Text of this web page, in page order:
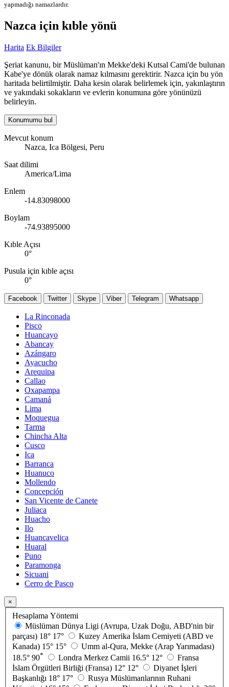
yapmadığı namazlardır.
Nazca için kıble yönü
Harita Ek Bilgiler
Şeriat kanunu, bir Müslüman'ın Mekke'deki Kutsal Cami'de bulunan
Kabe'ye dönük olarak namaz kılmasını gerektirir. Nazca için bu yön
haritada belirtilmiştir. Daha kesin olarak belirlemek için, yakınlaştırın
ve yakındaki sokakların ve evlerin konumuna göre yönünüzü
belirleyin.
Konumumu bul
Mevcut konum
Nazca, Ica Bölgesi, Peru
Saat dilimi
America/Lima
Enlem
-14.83098000
Boylam
-74.93895000
Kıble Açısı
0°
Pusula için kıble açısı
0°
Facebook Twitter Skype Viber Telegram Whatsapp
La Rinconada
Pisco
Huancayo
Abancay
Azángaro
Ayacucho
Arequipa
Callao
Oxapampa
Camaná
Lima
Moquegua
Tarma
Chincha Alta
Cusco
Ica
Barranca
Huanuco
Mollendo
Concepción
San Vicente de Canete
Juliaca
Huacho
Ilo
Huancavelica
Huaral
Puno
Paramonga
Sicuani
Cerro de Pasco
×
Hesaplama Yöntemi
Müslüman Dünya Ligi (Avrupa, Uzak Doğu, ABD'nin bir
parçası) 18° 17°
Kuzey Amerika İslam Cemiyeti (ABD ve
Kanada) 15° 15°
Umm al-Qura, Mekke (Arap Yarımadası)
18.5° 90* Londra Merkez Camii 16.5° 12°
Fransa
İslam Örgütleri Birliği (Fransa) 12° 12°
Diyanet İşleri
Başkanlığı 18° 17°
Rusya Müslümanlarının Ruhani